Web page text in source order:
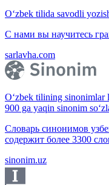
O‘zbek tilida savodli
С нами вы научитесь
sarlavha.com
O‘zbek tilining sinonimlar
900 ga yaqin sinonim
Словарь синонимов
содержит более 3300
sinonim.uz